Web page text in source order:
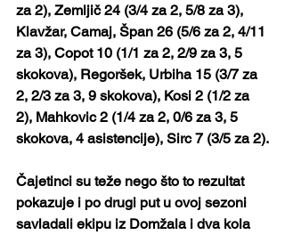
za 2), Zemljič 24 (3/4 za 2, 5/8 za 3),
Klavžar, Camaj, Špan 26 (5/6 za 2, 4/11
za 3), Copot 10 (1/1 za 2, 2/9 za 3, 5
skokova), Regoršek, Urbiha 15 (3/7 za
2, 2/3 za 3, 9 skokova), Kosi 2 (1/2 za
2), Mahkovic 2 (1/4 za 2, 0/6 za 3, 5
skokova, 4 asistencije), Sirc 7 (3/5 za 2).
Čajetinci su teže nego što to rezultat
pokazuje i po drugi put u ovoj sezoni
savladali ekipu iz Domžala i dva kola